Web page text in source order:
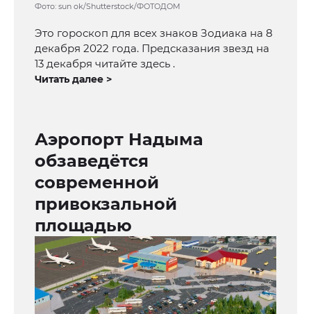
Фото: sun ok/Shutterstock/ФОТОДОМ
Это гороскоп для всех знаков Зодиака на 8
декабря 2022 года. Предсказания звезд на
13 декабря читайте здесь .
Читать далее >
Аэропорт Надыма
обзаведётся
современной
привокзальной
площадью